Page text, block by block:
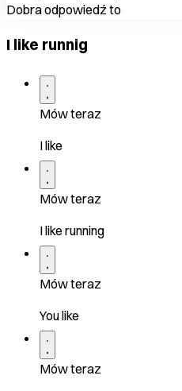
Dobra odpowiedź to
I like runnig
Mów teraz
I like
Mów teraz
I like running
Mów teraz
You like
Mów teraz